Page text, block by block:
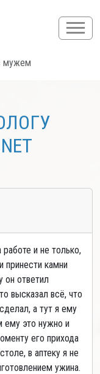
мужем
и не только,
принести камни
он ответил
высказал всё, что
а тут я ему
ему это нужно и
его прихода
в аптеку я не
ужина.